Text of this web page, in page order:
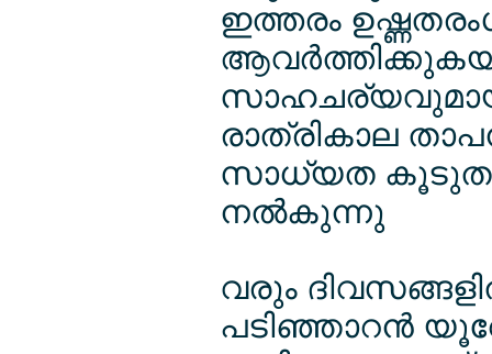
ഇത്തരം
രാത്രികാല
സാധ്യത
നല്‍കുന്നു
വരും
പടിഞ്ഞാറന്‍